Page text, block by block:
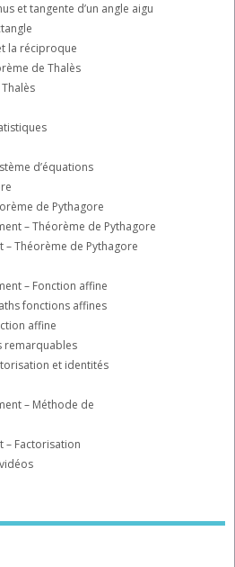
et tangente d’un angle aigu
la réciproque
de Thalès
d’équations
de Pythagore
– Théorème de Pythagore
– Théorème de Pythagore
– Fonction affine
fonctions affines
affine
remarquables
et identités
– Méthode de
– Factorisation